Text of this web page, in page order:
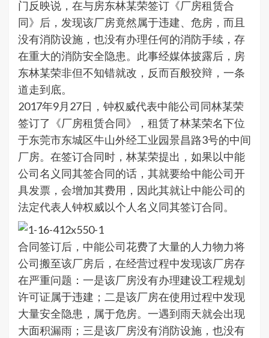
门反映说，在与房东林某荣签订《厂房租赁合
同》后，发现该厂房竟然属于违建、危房，而且
没有消防设施，也没有办理任何的消防手续，存
在重大的消防安全隐患。此事经媒体披露后，房
东林某荣非但不知错就改，反而百般狡辩，一条
道走到底。
2017年9月27日，钟权威代表中能公司同林某荣
签订了《厂房租赁合同》，租赁了林某荣名下位
于东莞市东城区牛山外经工业园景昌路3号的中间
厂房。在签订合同时，林某荣提出，如果以中能
公司名义同其签合同的话，其就要给中能公司开
具发票，会增加其费用，因此其就让中能公司的
法定代表人钟权威以个人名义同其签订合同。
合同签订后，中能公司花费了大量的人力物力将
公司搬至该厂房后，在经营过程中发现该厂房存
在严重问题：一是该厂房没有办理建设工程规划
许可证属于违建；二是该厂房在使用过程中发现
大量安全隐患，属于危房。一遇到雨天就会出现
大面积漏雨；三是该厂房没有消防设施，也没有